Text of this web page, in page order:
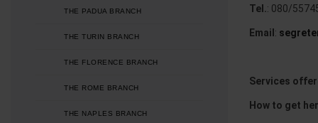
THE PADUA BRANCH
THE TURIN BRANCH
THE FLORENCE BRANCH
THE ROME BRANCH
THE NAPLES BRANCH
Tel. : 080/
Email :
Services
How to get